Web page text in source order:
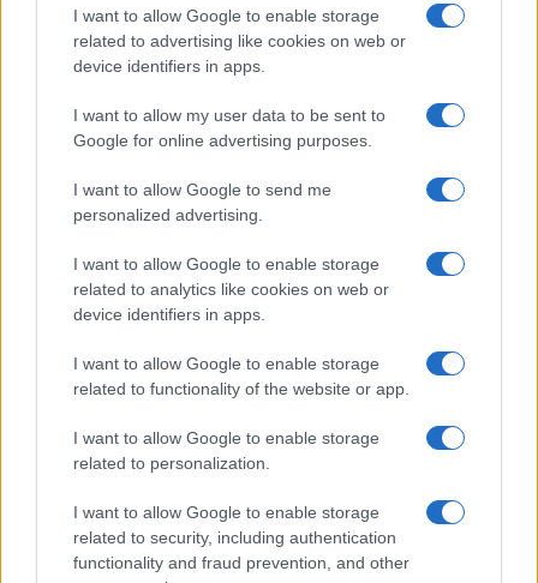
I want to allow Google to enable storage
related to advertising like cookies on web or
device identifiers in apps.
I want to allow my user data to be sent to
Google for online advertising purposes.
I want to allow Google to send me
personalized advertising.
I want to allow Google to enable storage
related to analytics like cookies on web or
device identifiers in apps.
I want to allow Google to enable storage
related to functionality of the website or app.
I want to allow Google to enable storage
related to personalization.
I want to allow Google to enable storage
related to security, including authentication
functionality and fraud prevention, and other
Notizie in tempo reale?
Entra nel canale telegram di
GalluraOggi.it
Ricevi le nostre ultime news
daGoogle News
Condividi l'articolo
F
a
ce
b
T
w
it
te
Pi
n
te
re
W
h
at
s
S
h
a
re
Articolo precedente
Prossimo articolo